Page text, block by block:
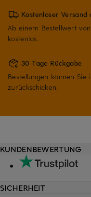
Kostenloser Versand
Ab einem Bestellwert
kostenlos.
30 Tage Rückgabe
Bestellungen können Sie
zurückschicken.
KUNDENBEWERTUNG
SICHERHEIT